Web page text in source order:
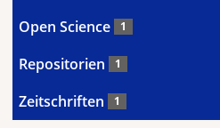
Open Science 1
Repositorien 1
Zeitschriften 1